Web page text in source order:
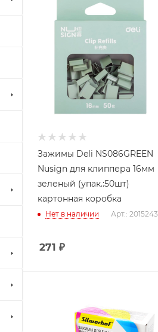
Зажимы Deli NS086GREEN
Nusign для клиппера 16мм
зеленый (упак.:50шт)
картонная коробка
Нет в наличии Арт.: 2015243
271 ₽